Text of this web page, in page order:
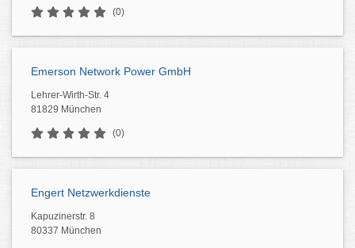
(0)
Emerson Network Power GmbH
Lehrer-Wirth-Str. 4
81829 München
(0)
Engert Netzwerkdienste
Kapuzinerstr. 8
80337 München